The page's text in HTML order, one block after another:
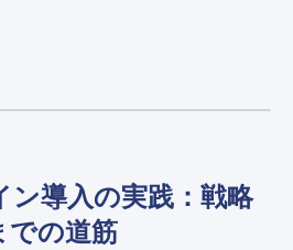
ン導入の実践：戦略
での道筋